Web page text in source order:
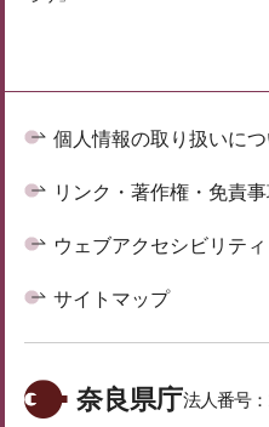
個人情報の取り扱いにつ
リンク・著作権・免責
ウェブアクセシビリティ
サイトマップ
奈良県庁法人番号：